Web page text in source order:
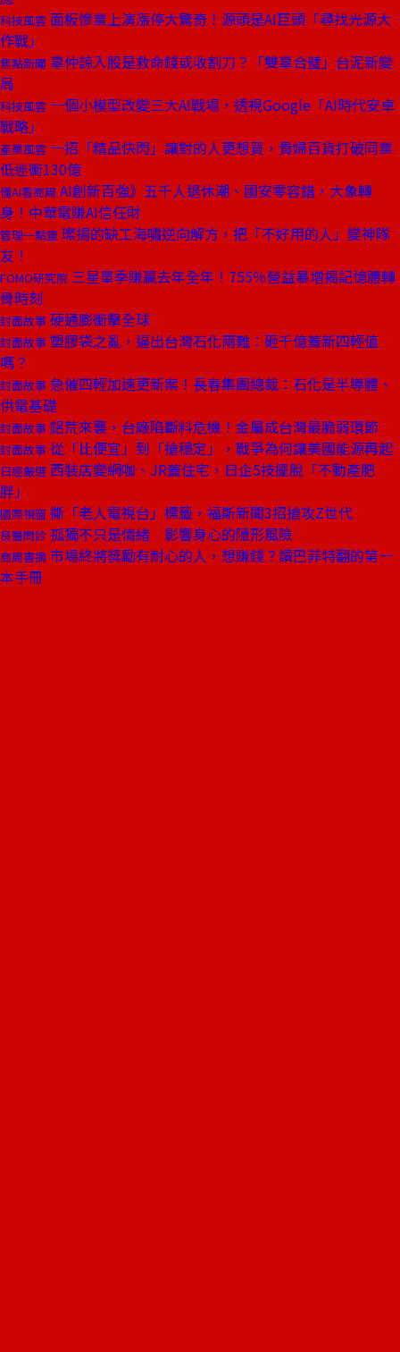
科技風雲 面板慘業上演漲停大驚奇！源頭是AI巨頭「尋找光源大
作戰」
焦點新聞 辜仲諒入股是救命錢或收割刀？「雙辜合璧」台泥新變
局
科技風雲 一個小模型改變三大AI戰場，透視Google「AI時代安卓
戰略」
產業風雲 一招「精品快閃」讓對的人更想買，貴婦百貨打破同業
低迷衝130億
懂AI看商周 AI創新百強》五千人退休潮、國安零容錯，大象轉
身！中華電賺AI信任財
管理一點靈 璨揚的缺工海嘯逆向解方，把「不好用的人」變神隊
友！
FOMO研究院 三星單季賺贏去年全年！755％營益暴增揭記憶體轉
骨時刻
封面故事 硬通膨衝擊全球
封面故事 塑膠袋之亂，逼出台灣石化兩難：砸千億蓋新四輕值
嗎？
封面故事 急催四輕加速更新案！長春集團總裁：石化是半導體、
供電基礎
封面故事 鋁荒來襲，台廠陷斷料危機！金屬成台灣最脆弱環節
封面故事 從「比便宜」到「搶穩定」，戰爭為何讓美國能源再起
日經嚴選 西裝店變網咖、JR蓋住宅，日企5技擺脫「不動產肥
胖」
國際視窗 撕「老人電視台」標籤，福斯新聞3招搶攻Z世代
良醫問診 孤獨不只是情緒 影響身心的隱形風險
商周書摘 市場終將獎勵有耐心的人，想賺錢？讀巴菲特翻的第一
本手冊